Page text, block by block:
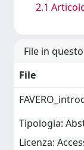
2.1
File in
File
Tipologia:
Licenza: